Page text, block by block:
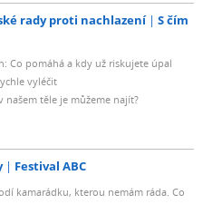
rady proti nachlazení
S čím
Co pomáhá a kdy už riskujete úpal
vyléčit
našem těle je můžeme najít?
Festival ABC
kamarádku, kterou nemám ráda. Co